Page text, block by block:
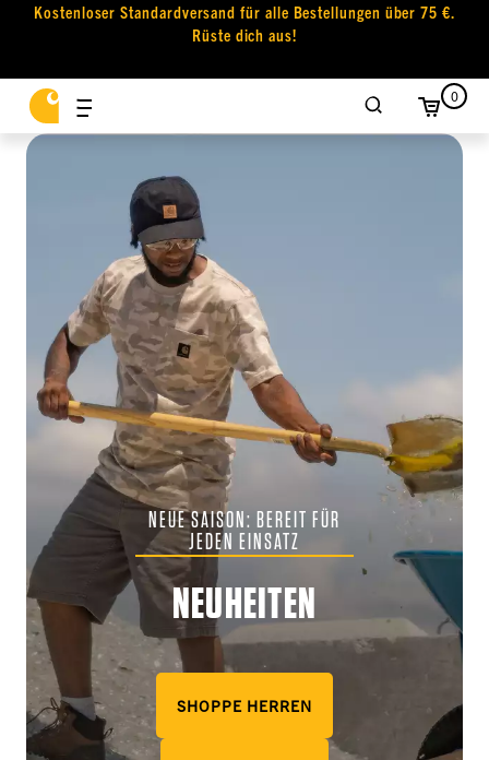
Kostenloser Standardversand für alle Bestellungen über 75 €.
Rüste dich aus!
0
NEUE SAISON: BEREIT FÜR
JEDEN EINSATZ
NEUHEITEN
SHOPPE HERREN